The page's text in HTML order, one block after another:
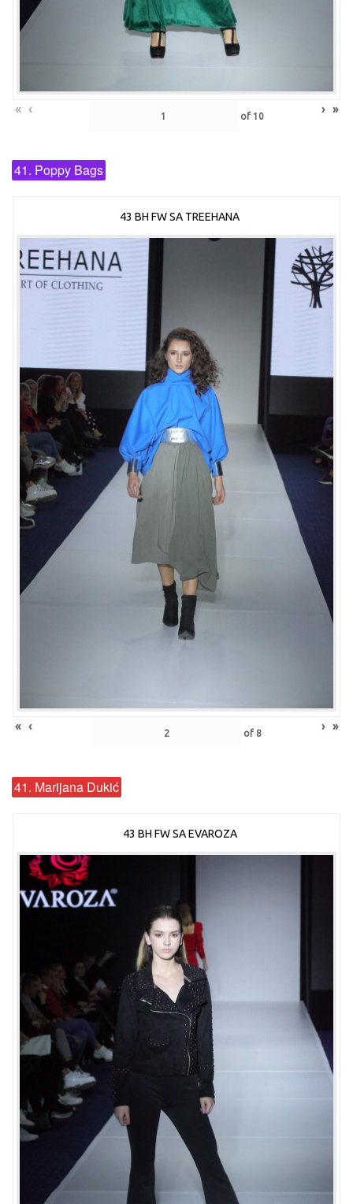
« ‹ of 10 › »
41. Poppy Bags
43 BH FW SA TREEHANA
« ‹ of 8 › »
41. Marijana Dukić
43 BH FW SA EVAROZA